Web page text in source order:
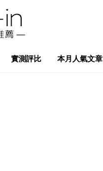
實測評比 本月人氣文章